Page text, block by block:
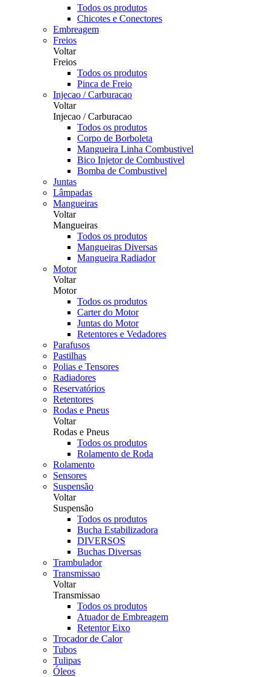
Todos os produtos
Chicotes e Conectores
Embreagem
Freios
Voltar
Freios
Todos os produtos
Pinca de Freio
Injecao / Carburacao
Voltar
Injecao / Carburacao
Todos os produtos
Corpo de Borboleta
Mangueira Linha Combustivel
Bico Injetor de Combustivel
Bomba de Combustivel
Juntas
Lâmpadas
Mangueiras
Voltar
Mangueiras
Todos os produtos
Mangueiras Diversas
Mangueira Radiador
Motor
Voltar
Motor
Todos os produtos
Carter do Motor
Juntas do Motor
Retentores e Vedadores
Parafusos
Pastilhas
Polias e Tensores
Radiadores
Reservatórios
Retentores
Rodas e Pneus
Voltar
Rodas e Pneus
Todos os produtos
Rolamento de Roda
Rolamento
Sensores
Suspensão
Voltar
Suspensão
Todos os produtos
Bucha Estabilizadora
DIVERSOS
Buchas Diversas
Trambulador
Transmissao
Voltar
Transmissao
Todos os produtos
Atuador de Embreagem
Retentor Eixo
Trocador de Calor
Tubos
Tulipas
Óleos